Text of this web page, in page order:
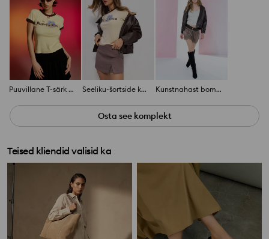
Puuvillane T-särk kirjaga Puerto Rico Seeliku-šortside kombinatsioon viskoosiga Kunstnahast bomber-jakk
Osta see komplekt
Teised kliendid valisid ka